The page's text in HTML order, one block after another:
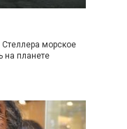
морское
на планете